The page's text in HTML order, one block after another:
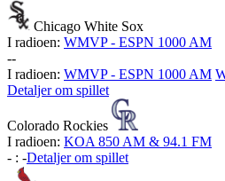
Chicago White Sox
I radioen: WMVP - ESPN 1000 AM
--
I radioen: WMVP - ESPN 1000 AM
Detaljer om spillet
Colorado Rockies
I radioen: KOA 850 AM & 94.1 FM
- : -Detaljer om spillet